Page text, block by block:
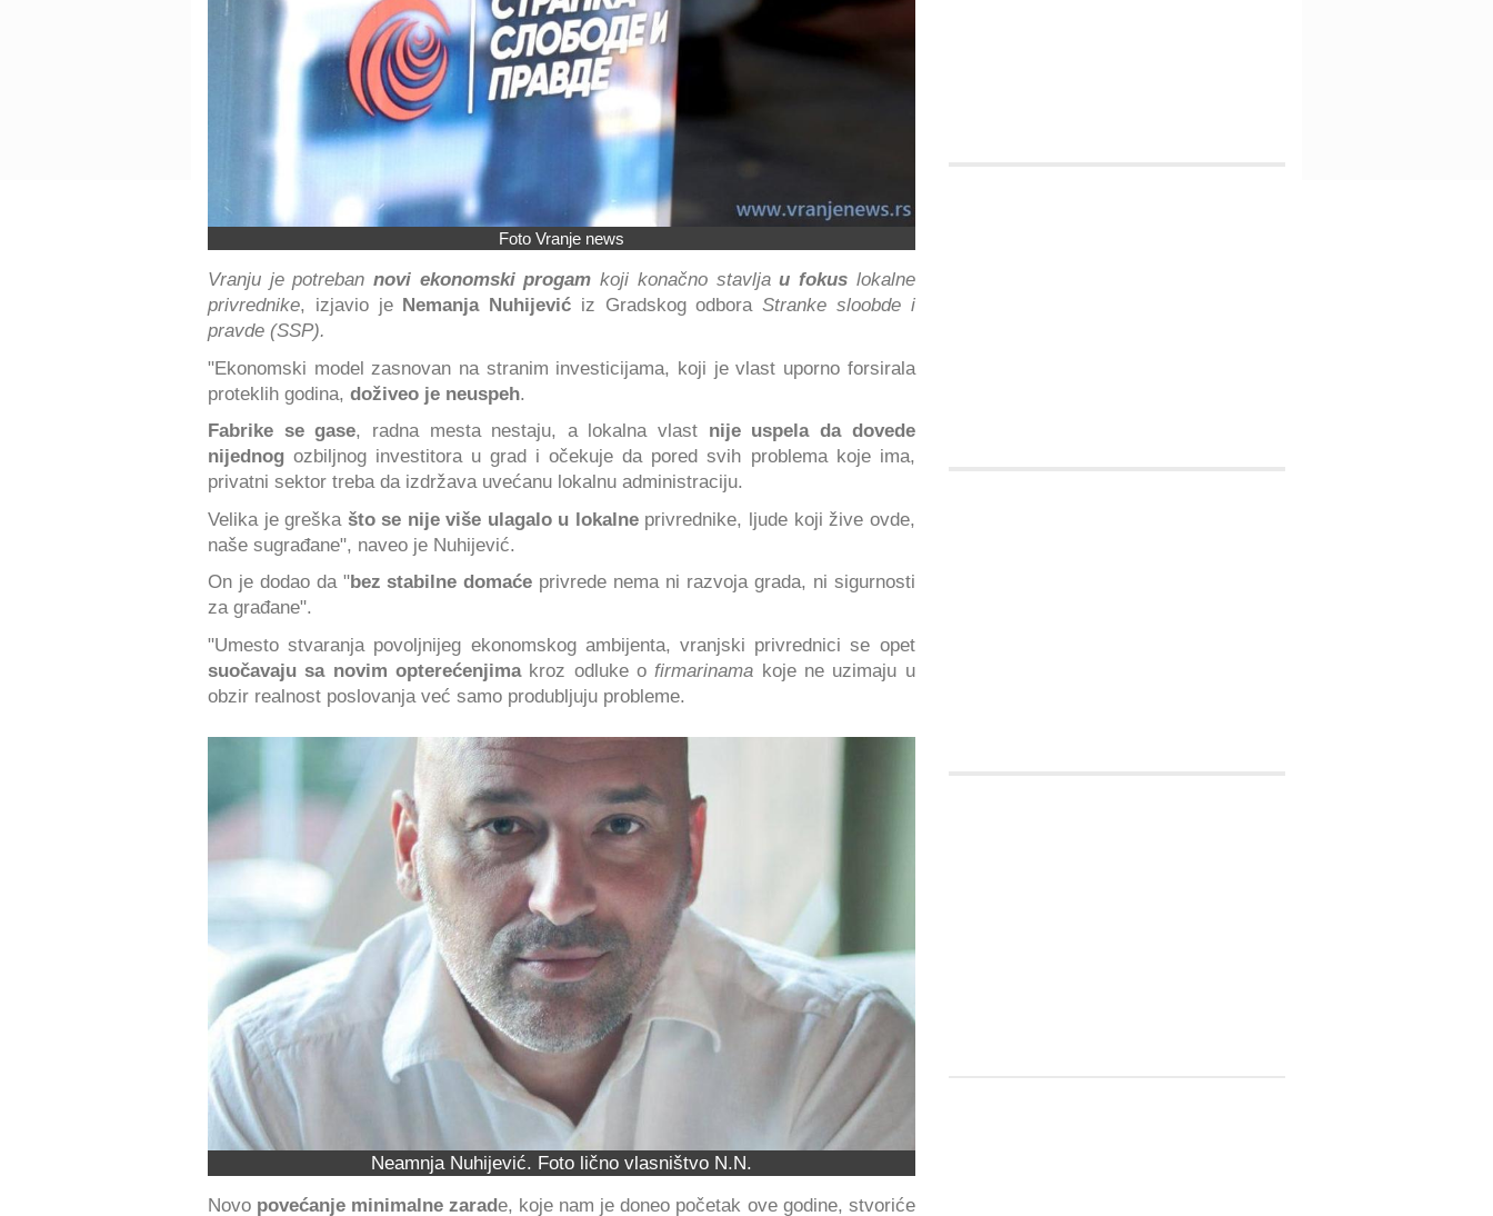
Foto Vranje news
Vranju je potrebannovi ekonomski progam koji konačno stavljau fokus lokalne
privrednike, izjavio jeNemanja Nuhijević iz Gradskog odboraStranke sloobde i
pravde (SSP).
"Ekonomski model zasnovan na stranim investicijama, koji je vlast uporno forsirala
proteklih godina, doživeo je neuspeh.
Fabrike se gase, radna mesta nestaju, a lokalna vlast nije uspela da dovede
nijednog ozbiljnog investitora u grad i očekuje da pored svih problema koje ima,
privatni sektor treba da izdržava uvećanu lokalnu administraciju.
Velika je greška što se nije više ulagalo u lokalneprivrednike, ljude koji žive ovde,
naše sugrađane", naveo je Nuhijević.
On je dodao da "bez stabilne domaće privrede nema ni razvoja grada, ni sigurnosti
za građane".
"Umesto stvaranja povoljnijeg ekonomskog ambijenta, vranjski privrednici se opet
suočavaju sa novim opterećenjimakroz odluke o firmarinama koje ne uzimaju u
obzir realnost poslovanja već samo produbljuju probleme.
Neamnja Nuhijević. Foto lično vlasništvo N.N.
Novo povećanje minimalne zarade, koje nam je doneo početak ove godine, stvoriće